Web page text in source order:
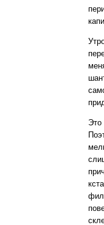
Это